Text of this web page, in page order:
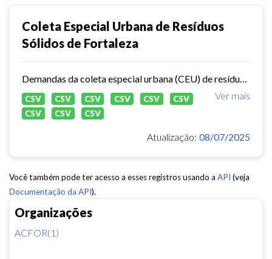
Organizações
ACFOR(1)
Coleta Especial Urbana de Resíduos
Sólidos de Fortaleza
Ver mais
CSV CSV CSV CSV CSV
CSV
CSV
CSV CSV
Atualização: 08/07/2025
Você também pode ter acesso a esses registros usando a API (veja
Documentação da API).